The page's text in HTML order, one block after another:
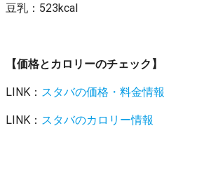
豆乳：523kcal
【価格とカロリーのチェック】
LINK： スタバの価格・料金情報
LINK： スタバのカロリー情報